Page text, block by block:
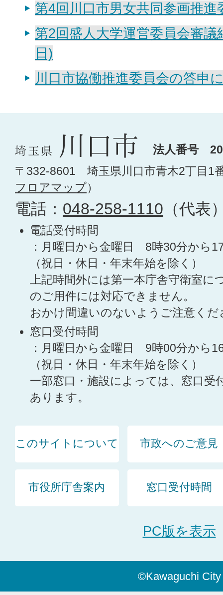
第4回川口市男女共同参画推進
第2回盛人大学運営委員会審議
日)
川口市協働推進委員会の答申
法人番号
〒332-8601 埼玉県川口市青木2丁目1
フロアマップ）
電話： 048-258-1110 （代表
電話受付時間
：月曜日から金曜日 8時30分から
（祝日・休日・年末年始を除く）
上記時間外には第一本庁舎守衛室に
のご用件には対応できません。
おかけ間違いのないようご注意くだ
窓口受付時間
：月曜日から金曜日 9時00分から
（祝日・休日・年末年始を除く）
一部窓口・施設によっては、窓口受
あります。
このサイトについて 市政へのご意見
市役所庁舎案内 窓口受付時間
PC版を表示
©Kawaguchi City